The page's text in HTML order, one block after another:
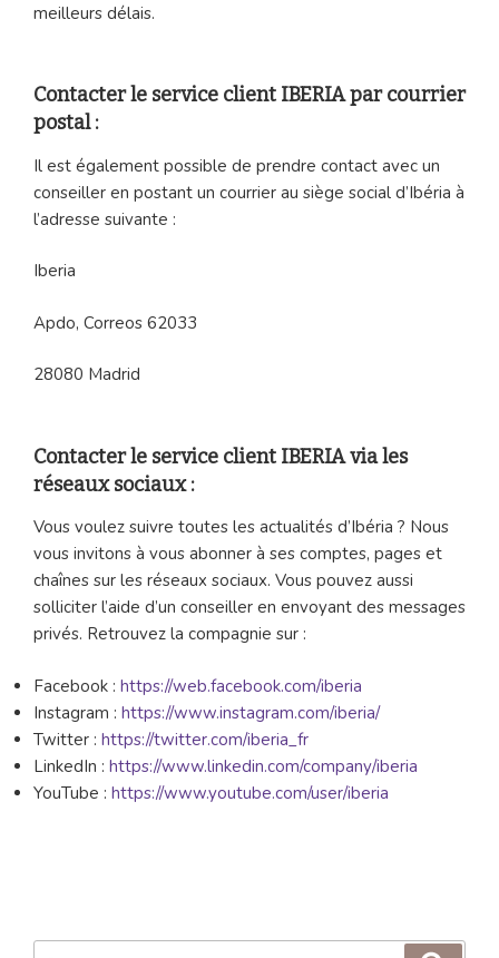
meilleurs délais.
Contacter le service client IBERIA par courrier
postal :
Il est également possible de prendre contact avec un
conseiller en postant un courrier au siège social d’Ibéria à
l’adresse suivante :
Iberia
Apdo, Correos 62033
28080 Madrid
Contacter le service client IBERIA via les
réseaux sociaux :
Vous voulez suivre toutes les actualités d’Ibéria ? Nous
vous invitons à vous abonner à ses comptes, pages et
chaînes sur les réseaux sociaux. Vous pouvez aussi
solliciter l’aide d’un conseiller en envoyant des messages
privés. Retrouvez la compagnie sur :
Facebook : https://web.facebook.com/iberia
Instagram : https://www.instagram.com/iberia/
Twitter : https://twitter.com/iberia_fr
LinkedIn : https://www.linkedin.com/company/iberia
YouTube : https://www.youtube.com/user/iberia